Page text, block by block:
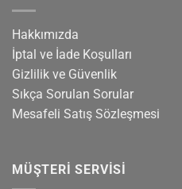
Hakkımızda
İptal ve İade Koşulları
Gizlilik ve Güvenlik
Sıkça Sorulan Sorular
Mesafeli Satış Sözleşmesi
MÜŞTERI SERVISI